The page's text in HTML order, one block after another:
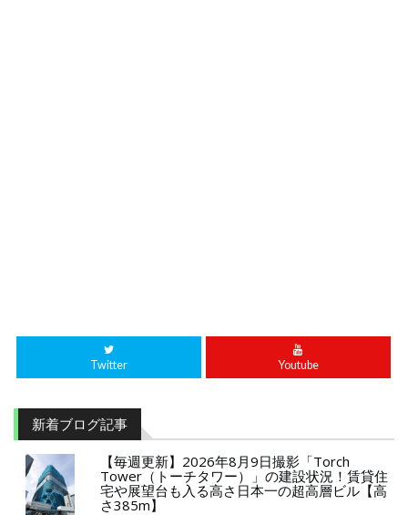
Twitter Youtube
新着ブログ記事
【毎週更新】2026年8月9日撮影「Torch
Tower（トーチタワー）」の建設状況！賃貸住
宅や展望台も入る高さ日本一の超高層ビル【高
さ385m】